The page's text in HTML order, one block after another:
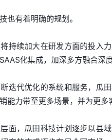
也有着明确的规划。
持续加大在研发方面的投入
化集成，加深多方融合深度
迭代优化的系统和服务，瓜
能力带至更多场景，并为更多
面，瓜田科技计划逐步以县